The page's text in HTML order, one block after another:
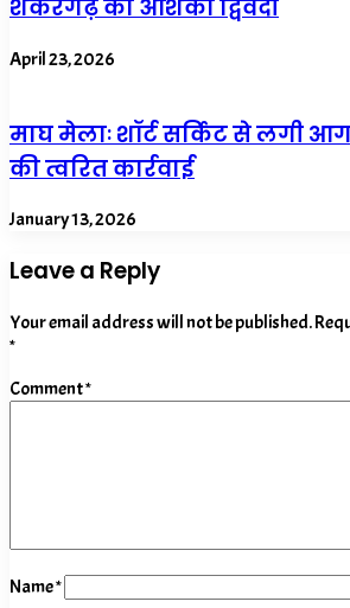
शंकरगढ़ की अंशिका द्विवेदी
April 23, 2026
माघ मेलाः शॉर्ट सर्किट से लगी
की त्वरित कार्रवाई
January 13, 2026
Leave a Reply
Your email address will not be published.
*
Comment*
Name*